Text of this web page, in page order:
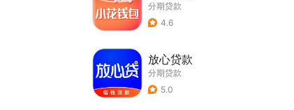
分期贷款
4.6
放心贷款
分期贷款
5.0